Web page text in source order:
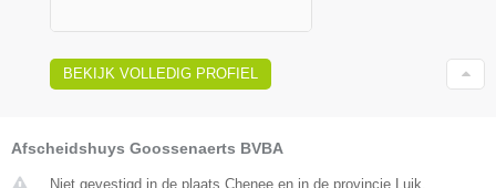
BEKIJK VOLLEDIG PROFIEL
Afscheidshuys Goossenaerts BVBA
Niet gevestigd in de plaats Chenee en in de provincie Luik.